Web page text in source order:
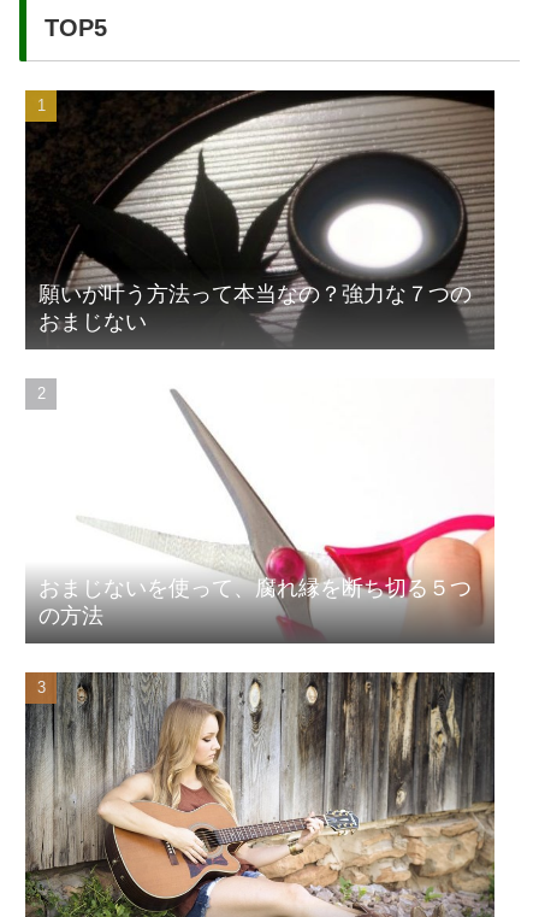
TOP5
願いが叶う方法って本当なの？強力な７つの
おまじない
おまじないを使って、腐れ縁を断ち切る５つ
の方法